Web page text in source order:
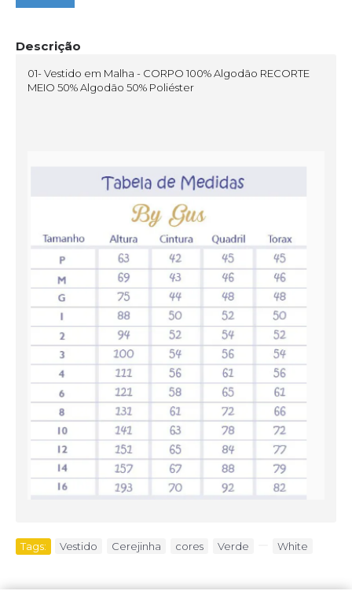
Descrição
01- Vestido em Malha - CORPO 100% Algodão RECORTE
MEIO 50% Algodão 50% Poliéster
Tags: Vestido Cerejinha cores Verde White